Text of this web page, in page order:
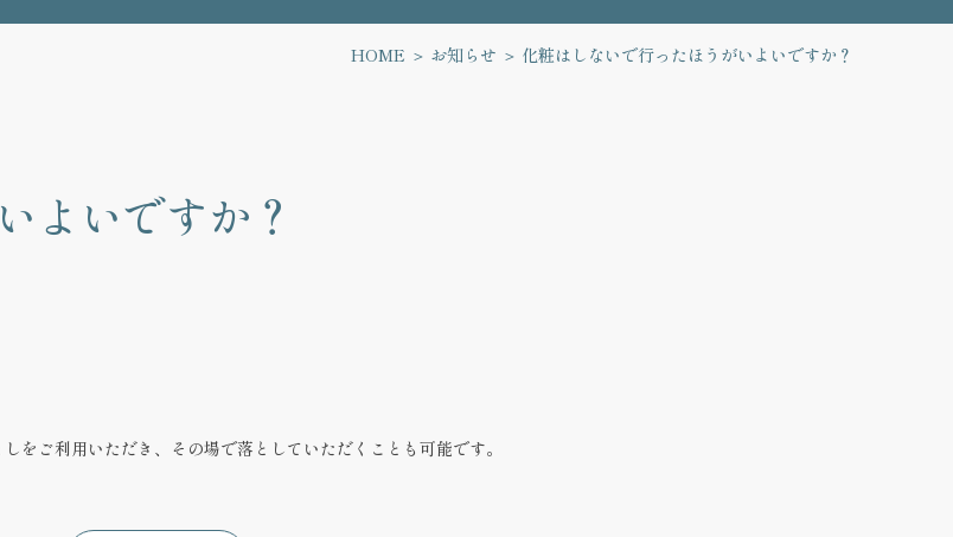
HOME お知らせ 化粧はしないで行ったほうがいよいですか？
よいですか？
をご利用いただき、その場で落としていただくことも可能です。